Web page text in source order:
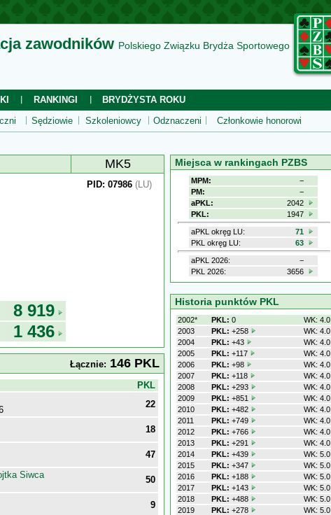
zawodników Polskiego Związku Brydża Sportowego
RANKINGI
BRYDŻYSTA ROKU
Sędziowie Szkoleniowcy Odznaczeni Członkowie honorowi
MK5
8 919
1 436
PID: 07986 (LU)
Łącznie: 146 PKL
PKL
22
18
47
Siwca
50
9
Miejsca w rankingach PZBS
MPM:
−
PM:
−
aPKL:
2042
PKL:
1947
aPKL okręg LU:
71
PKL okręg LU:
63
aPKL 2026:
−
PKL 2026:
3656
Historia punktów PKL
2002* PKL: 0
WK: 4.0
2003
PKL: +258
WK: 4.0
2004
PKL: +43
WK: 4.0
2005
PKL: +117
WK: 4.0
2006
PKL: +98
WK: 4.0
2007
PKL: +118
WK: 4.0
2008
PKL: +293
WK: 4.0
2009
PKL: +851
WK: 4.0
2010
PKL: +482
WK: 4.0
2011
PKL: +749
WK: 4.0
2012
PKL: +766
WK: 4.0
2013
PKL: +291
WK: 4.0
2014
PKL: +439
WK: 5.0
2015
PKL: +347
WK: 5.0
2016
PKL: +188
WK: 5.0
2017
PKL: +143
WK: 5.0
2018
PKL: +488
WK: 5.0
2019
PKL: +278
WK: 5.0